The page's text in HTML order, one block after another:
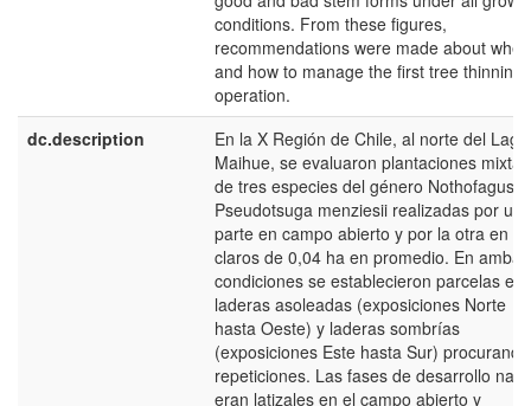
conditions. From these figures,
recommendations were made about when
and how to manage the first tree thinning
operation.
dc.description
En la X Región de Chile, al norte del Lago
Maihue, se evaluaron plantaciones mixtas
de tres especies del género Nothofagus y
Pseudotsuga menziesii realizadas por una
parte en campo abierto y por la otra en 14
claros de 0,04 ha en promedio. En ambas
condiciones se establecieron parcelas en
laderas asoleadas (exposiciones Norte
hasta Oeste) y laderas sombrías
(exposiciones Este hasta Sur) procurando
repeticiones. Las fases de desarrollo
eran latizales en el campo abierto y